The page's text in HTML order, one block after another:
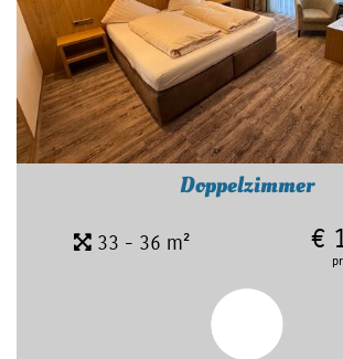
Doppelzimmer
33 - 36 m² €